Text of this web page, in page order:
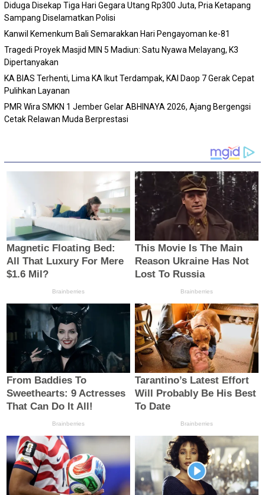
Diduga Disekap Tiga Hari Gegara Utang Rp300 Juta, Pria Ketapang
Sampang Diselamatkan Polisi
Kanwil Kemenkum Bali Semarakkan Hari Pengayoman ke-81
Tragedi Proyek Masjid MIN 5 Madiun: Satu Nyawa Melayang, K3
Dipertanyakan
KA BIAS Terhenti, Lima KA Ikut Terdampak, KAI Daop 7 Gerak Cepat
Pulihkan Layanan
PMR Wira SMKN 1 Jember Gelar ABHINAYA 2026, Ajang Bergengsi
Cetak Relawan Muda Berprestasi